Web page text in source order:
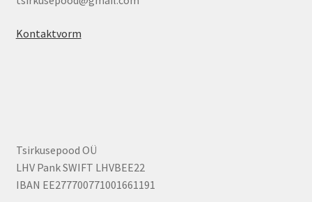
Kontaktvorm
Tsirkusepood OÜ
LHV Pank SWIFT LHVBEE22
IBAN EE277700771001661191